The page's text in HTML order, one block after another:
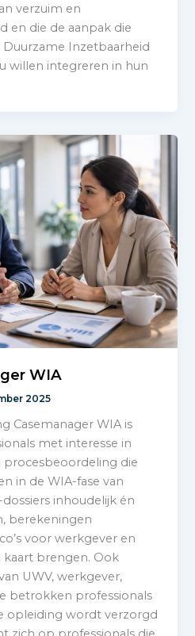
verzuim en
en die de aanpak die
Inzetbaarheid
willen integreren in hun
WIA
2025
Casemanager WIA is
met interesse in
procesbeoordeling die
in de WIA-fase van
inhoudelijk én
berekeningen
voor werkgever en
brengen. Ook
UWV, werkgever,
betrokken professionals
opleiding wordt verzorgd